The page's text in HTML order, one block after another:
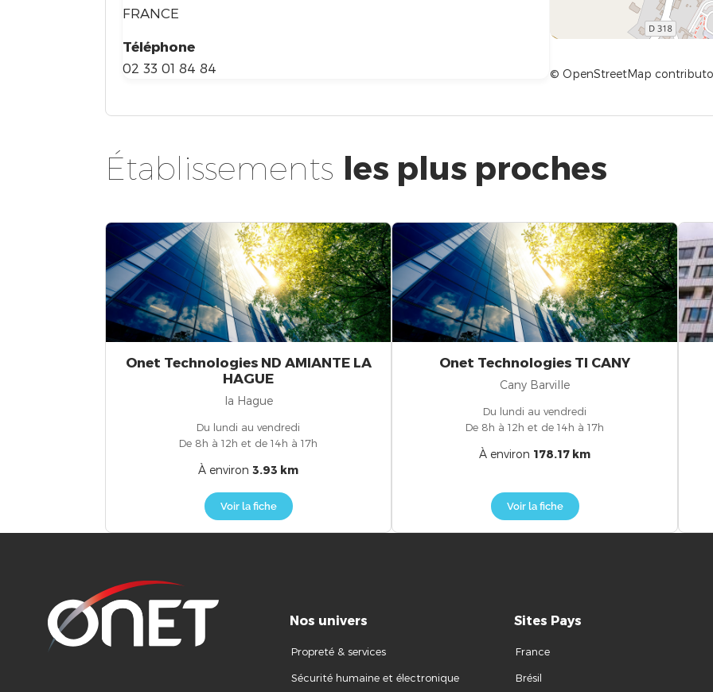
FRANCE
Téléphone
02 33 01 84 84
© OpenStreetMap
Établissements les plus proches
Onet Technologies ND AMIANTE LA
HAGUE
la Hague
Du lundi au vendredi
De 8h à 12h et de 14h à 17h
À environ 3.93 km
Voir la fiche
Onet Technologies TI CANY
Cany Barville
Du lundi au vendredi
De 8h à 12h et de 14h à 17h
À environ 178.17 km
Voir la fiche
Nos univers
Propreté & services
Sécurité humaine et électronique
Sites Pays
France
Brésil